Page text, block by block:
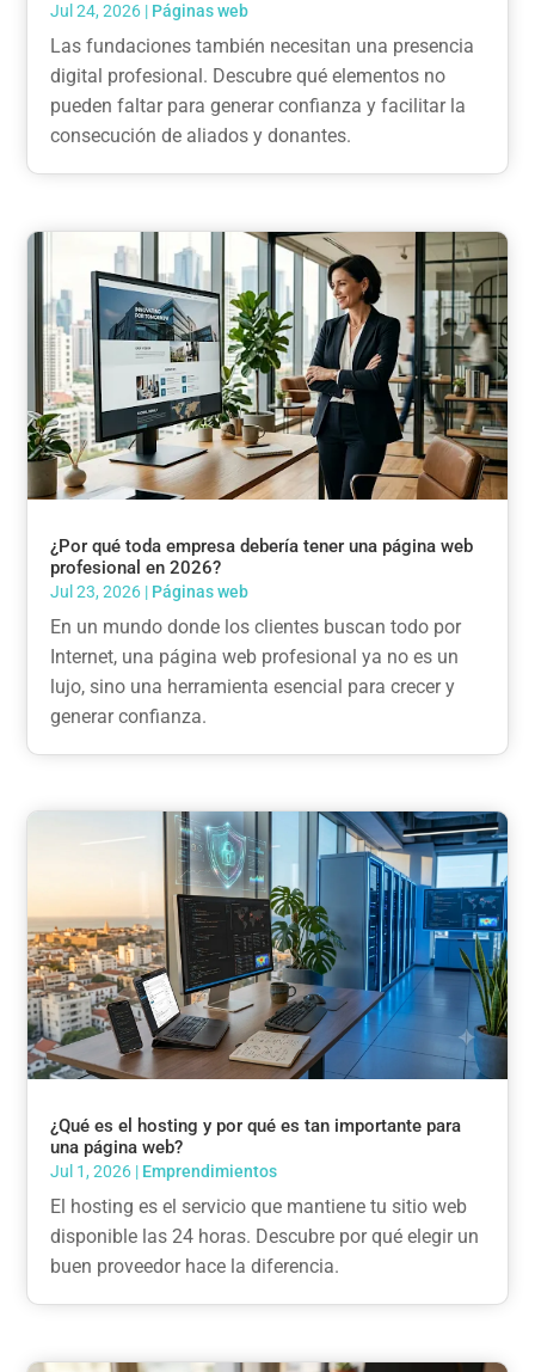
Jul 24, 2026 | Páginas web
Las fundaciones también necesitan una presencia
digital profesional. Descubre qué elementos no
pueden faltar para generar confianza y facilitar la
consecución de aliados y donantes.
¿Por qué toda empresa debería tener una página web
profesional en 2026?
Jul 23, 2026 | Páginas web
En un mundo donde los clientes buscan todo por
Internet, una página web profesional ya no es un
lujo, sino una herramienta esencial para crecer y
generar confianza.
¿Qué es el hosting y por qué es tan importante para
una página web?
Jul 1, 2026 | Emprendimientos
El hosting es el servicio que mantiene tu sitio web
disponible las 24 horas. Descubre por qué elegir un
buen proveedor hace la diferencia.